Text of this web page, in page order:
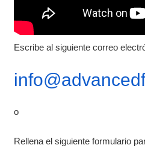
Escribe al siguiente correo
o
Rellena el siguiente formulario